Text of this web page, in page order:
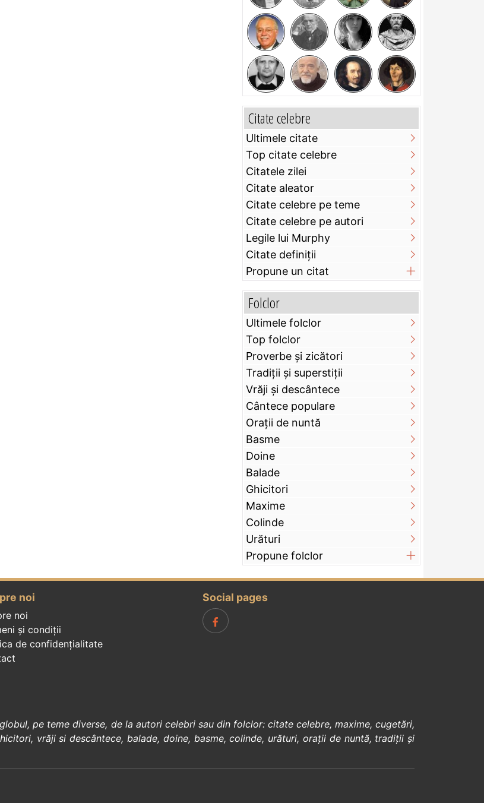
Citate celebre
Ultimele citate
Top citate celebre
Citatele zilei
Citate aleator
Citate celebre pe teme
Citate celebre pe autori
Legile lui Murphy
Citate definiţii
Propune un citat
Folclor
Ultimele folclor
Top folclor
Proverbe și zicători
Tradiții și superstiții
Vrăji și descântece
Cântece populare
Orații de nuntă
Basme
Doine
Balade
Ghicitori
Maxime
Colinde
Urături
Propune folclor
noi
noi
și condiții
de confidenţialitate
Social pages
pe teme diverse, de la autori celebrisau din folclor: citate celebre, maxime,cugetări,
, vrăji si descântece, balade, doine, basme,colinde, urături, orații de nuntă, tradiții și